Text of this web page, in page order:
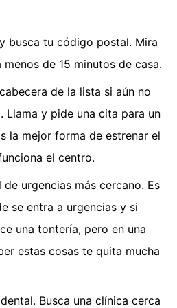
busca tu código postal. Mira
de 15 minutos de casa.
de la lista si aún no
Llama y pide una cita para un
la mejor forma de estrenar el
el centro.
urgencias más cercano. Es
se entra a urgencias y si
una tontería, pero en una
estas cosas te quita mucha
Busca una clínica cerca